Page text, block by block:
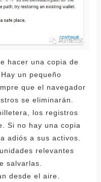
hacer una copia de
un pequeño
que el navegador
se eliminarán.
los registros
Si no hay una copia
adiós a sus activos.
relevantes
salvarlas.
desde el aire.